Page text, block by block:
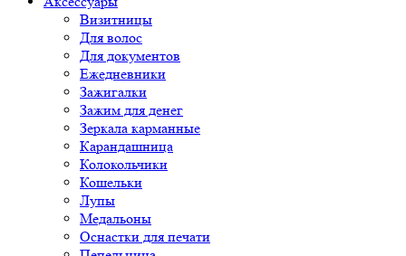
Визитницы
Для волос
Для документов
Ежедневники
Зажигалки
Зажим для денег
Зеркала карманные
Карандашница
Колокольчики
Кошельки
Лупы
Медальоны
Оснастки для печати